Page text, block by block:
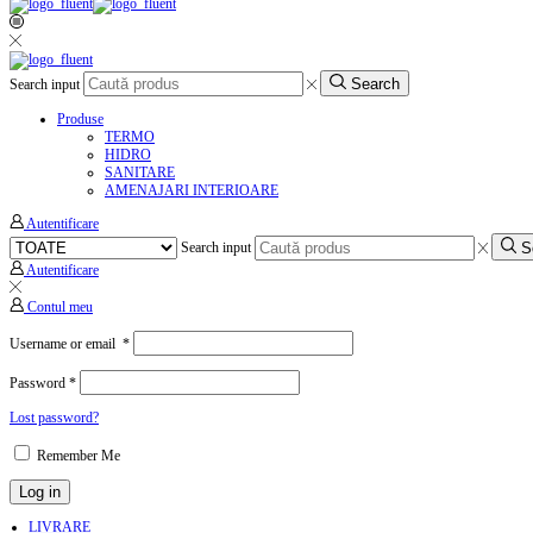
Search input Search
Produse
TERMO
HIDRO
SANITARE
AMENAJARI INTERIOARE
Autentificare
Search input
Autentificare
Contul meu
Username or email *
Password *
Lost password?
Remember Me
Log in
LIVRARE